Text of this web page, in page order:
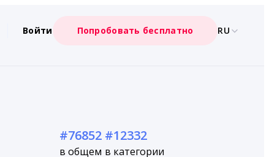
Войти Попробовать бесплатно RU
#76852
в общем
#12332
в категории